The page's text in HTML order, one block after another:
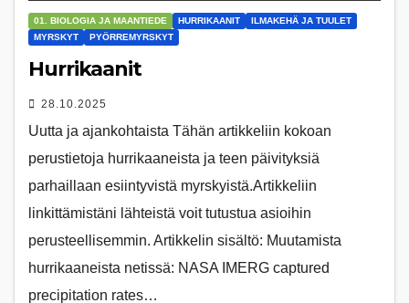
01. BIOLOGIA JA MAANTIEDE HURRIKAANIT
ILMAKEHÄ JA TUULET
MYRSKYT
PYÖRREMYRSKYT
Hurrikaanit
28.10.2025
Uutta ja ajankohtaista Tähän artikkeliin kokoan
perustietoja hurrikaaneista ja teen päivityksiä
parhaillaan esiintyvistä myrskyistä.Artikkeliin
linkittämistäni lähteistä voit tutustua asioihin
perusteellisemmin. Artikkelin sisältö: Muutamista
hurrikaaneista netissä: NASA IMERG captured
precipitation rates…